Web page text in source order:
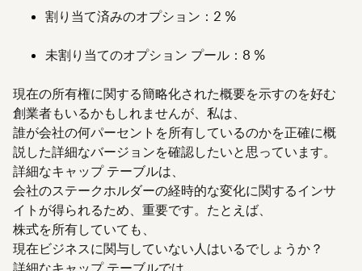
割り当て済みのオプション：2 %
未割り当てのオプション プール：8 %
現在の所有権に関する簡略化された概要を示すのを好む
創業者もいるかもしれませんが、私は、
誰が会社の何パーセントを所有しているのかを正確に概
説した詳細なバージョンを確認したいと思っています。
詳細なキャップ テーブルは、
会社のステークホルダーの経時的な変化に関するインサ
イトが得られるため、重要です。たとえば、
株式を所有していても、
現在ビジネスに関与していない人はいるでしょうか？
詳細なキャップ テーブルでは、